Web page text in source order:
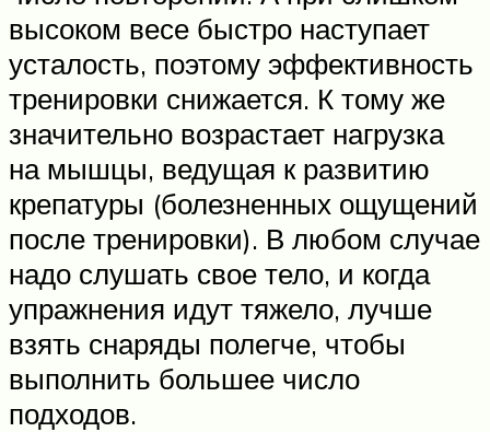
высоком весе быстро наступает
усталость, поэтому эффективность
тренировки снижается. К тому же
значительно возрастает нагрузка
на мышцы, ведущая к развитию
крепатуры (болезненных ощущений
после тренировки). В любом случае
надо слушать свое тело, и когда
упражнения идут тяжело, лучше
взять снаряды полегче, чтобы
выполнить большее число
подходов.